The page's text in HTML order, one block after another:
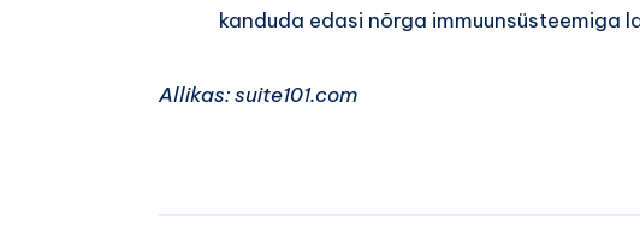
kanduda edasi nõrga immuunsüsteemiga
Allikas: suite101.com